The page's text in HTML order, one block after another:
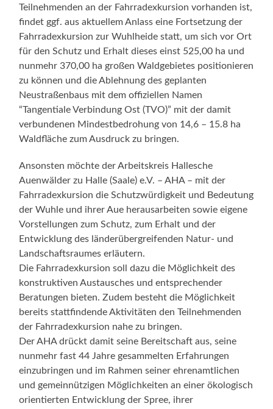
Teilnehmenden an der Fahrradexkursion vorhanden ist,
findet ggf. aus aktuellem Anlass eine Fortsetzung der
Fahrradexkursion zur Wuhlheide statt, um sich vor Ort
für den Schutz und Erhalt dieses einst 525,00 ha und
nunmehr 370,00 ha großen Waldgebietes positionieren
zu können und die Ablehnung des geplanten
Neustraßenbaus mit dem offiziellen Namen
“Tangentiale Verbindung Ost (TVO)” mit der damit
verbundenen Mindestbedrohung von 14,6 – 15.8 ha
Waldfläche zum Ausdruck zu bringen.
Ansonsten möchte der Arbeitskreis Hallesche
Auenwälder zu Halle (Saale) e.V. – AHA – mit der
Fahrradexkursion die Schutzwürdigkeit und Bedeutung
der Wuhle und ihrer Aue herausarbeiten sowie eigene
Vorstellungen zum Schutz, zum Erhalt und der
Entwicklung des länderübergreifenden Natur- und
Landschaftsraumes erläutern.
Die Fahrradexkursion soll dazu die Möglichkeit des
konstruktiven Austausches und entsprechender
Beratungen bieten. Zudem besteht die Möglichkeit
bereits stattfindende Aktivitäten den Teilnehmenden
der Fahrradexkursion nahe zu bringen.
Der AHA drückt damit seine Bereitschaft aus, seine
nunmehr fast 44 Jahre gesammelten Erfahrungen
einzubringen und im Rahmen seiner ehrenamtlichen
und gemeinnützigen Möglichkeiten an einer ökologisch
orientierten Entwicklung der Spree, ihrer